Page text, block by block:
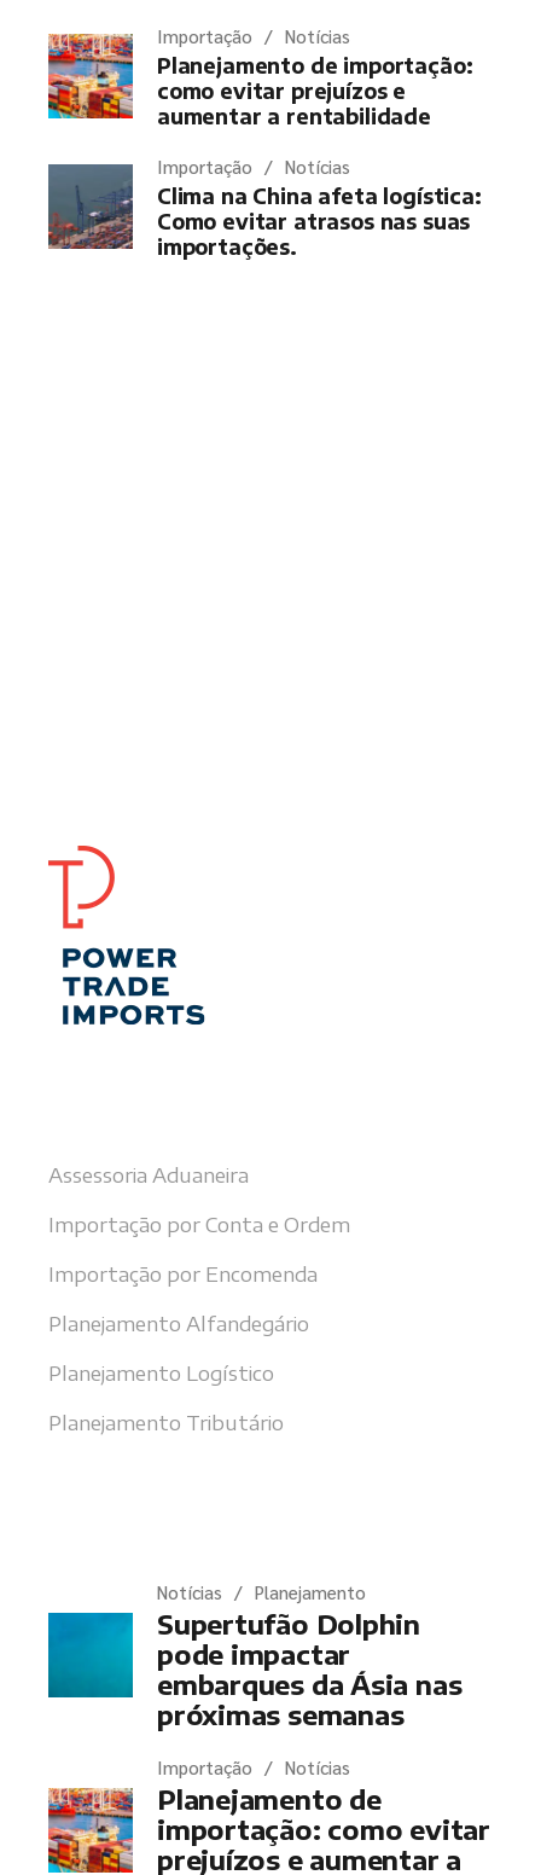
Importação Notícias
Planejamento de importação:
como evitar prejuízos e
aumentar a rentabilidade
Importação Notícias
Clima na China afeta logística:
Como evitar atrasos nas suas
importações.
Assessoria Aduaneira
Importação por Conta e Ordem
Importação por Encomenda
Planejamento Alfandegário
Planejamento Logístico
Planejamento Tributário
Notícias Planejamento
Supertufão Dolphin
pode impactar
embarques da Ásia nas
próximas semanas
Importação Notícias
Planejamento de
importação: como evitar
prejuízos e aumentar a